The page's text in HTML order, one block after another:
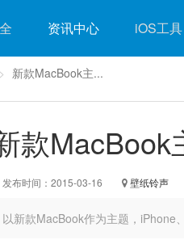
资讯中心 iOS工具
新款MacBook主...
款MacBook
发布时间：2015-03-16 壁纸铃声
新款MacBook作为主题，